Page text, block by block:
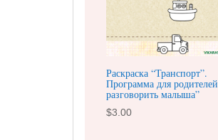
Раскраска “Транспорт”.
Программа для
разговорить малыша”
$3.00